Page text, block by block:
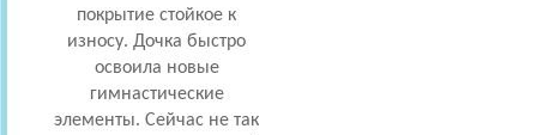
покрытие стойкое к
износу. Дочка быстро
освоила новые
гимнастические
элементы. Сейчас не так